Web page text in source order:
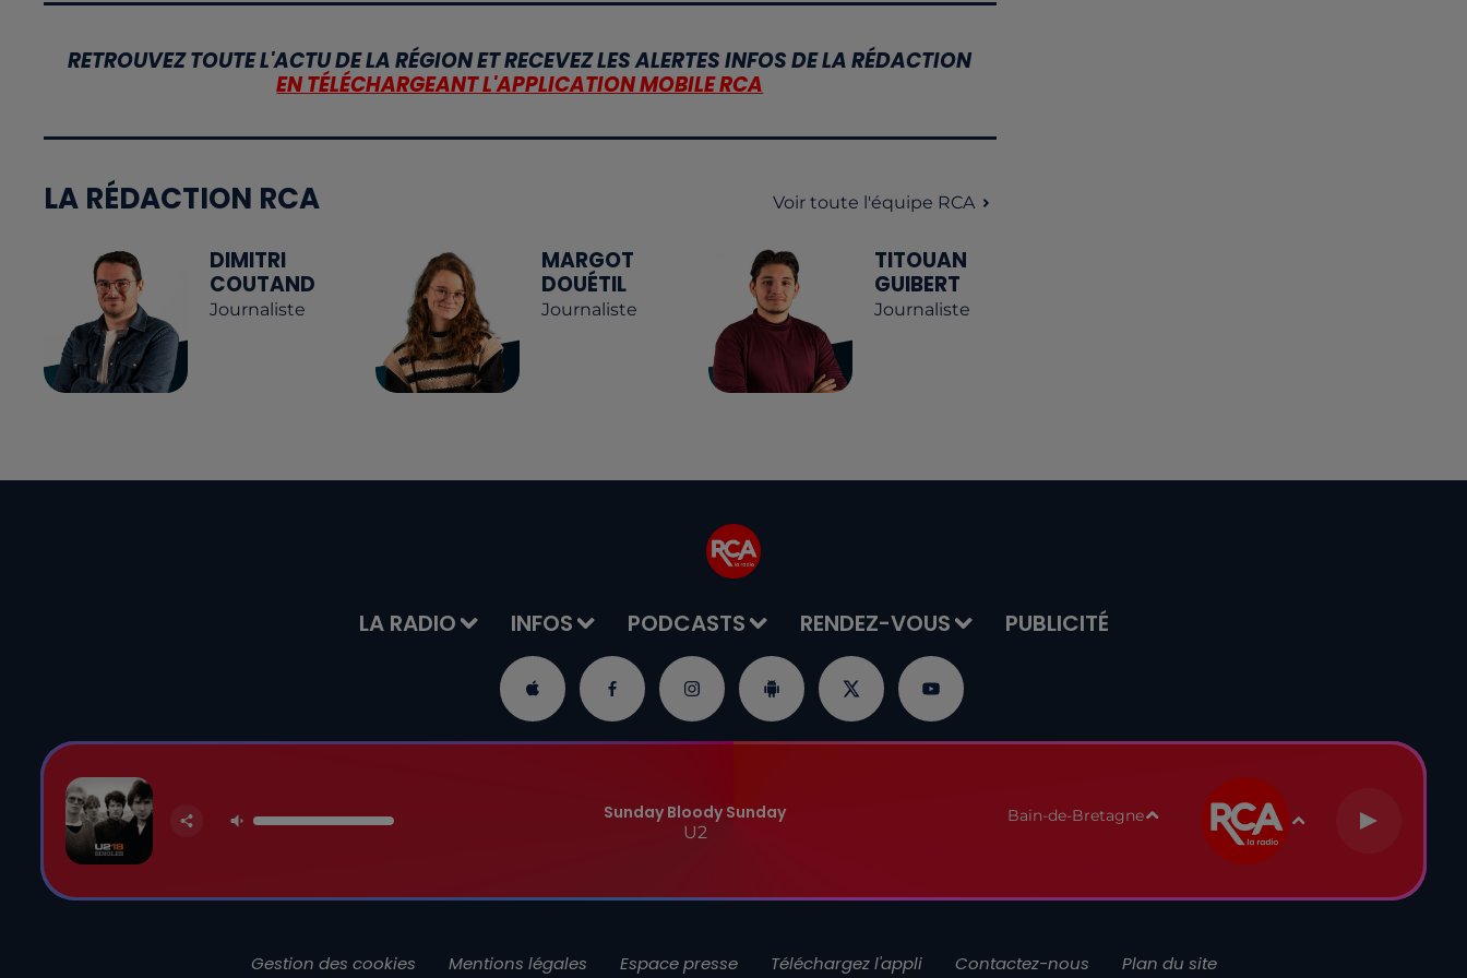
RETROUVEZ TOUTE L'ACTU DE LA RÉGION ET RECEVEZ LES ALERTES INFOS DE LA RÉDACTION
EN TÉLÉCHARGEANT L'APPLICATION MOBILE RCA
LA RÉDACTION RCA Voir toute l'équipe RCA
DIMITRI
COUTAND
Journaliste
MARGOT
DOUÉTIL
Journaliste
TITOUAN
GUIBERT
Journaliste
LA RADIO INFOS PODCASTS RENDEZ-VOUS PUBLICITÉ
Sunday Bloody Sunday
U2
Bain-de-Bretagne
Gestion des cookies Mentions légales Espace presse Téléchargez l'appli Contactez-nous Plan du site